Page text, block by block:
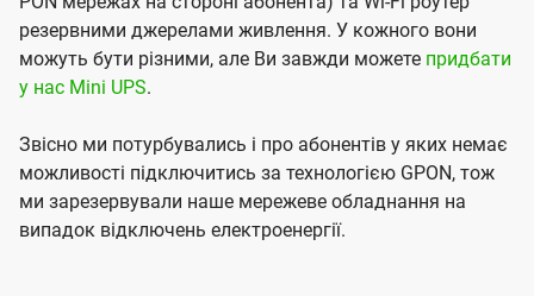
резервними джерелами живлення. У кожного вони
можуть бути різними, але Ви завжди можете придбати
у нас Mini UPS.
Звісно ми потурбувались і про абонентів у яких немає
можливості підключитись за технологією GPON, тож
ми зарезервували наше мережеве обладнання на
випадок відключень електроенергії.